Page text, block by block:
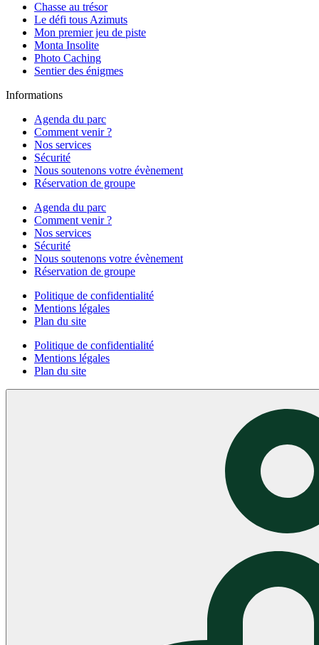
Chasse au trésor
Le défi tous Azimuts
Mon premier jeu de piste
Monta Insolite
Photo Caching
Sentier des énigmes
Informations
Agenda du parc
Comment venir ?
Nos services
Sécurité
Nous soutenons votre évènement
Réservation de groupe
Agenda du parc
Comment venir ?
Nos services
Sécurité
Nous soutenons votre évènement
Réservation de groupe
Politique de confidentialité
Mentions légales
Plan du site
Politique de confidentialité
Mentions légales
Plan du site